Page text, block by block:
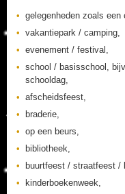
gelegenheden zoals
vakantiepark / camping,
evenement / festival,
school / basisschool,
schooldag,
afscheidsfeest,
braderie,
op een beurs,
bibliotheek,
buurtfeest / straatfeest /
kinderboekenweek,